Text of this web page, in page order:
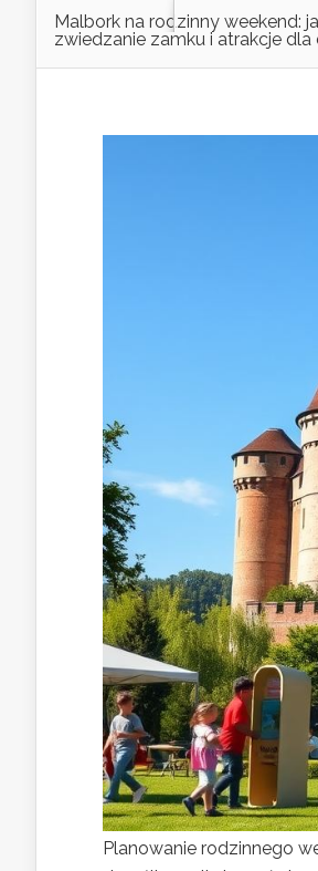
Malbork na rodzinny weekend:
zwiedzanie zamku i atrakcje dla
Planowanie rodzinnego